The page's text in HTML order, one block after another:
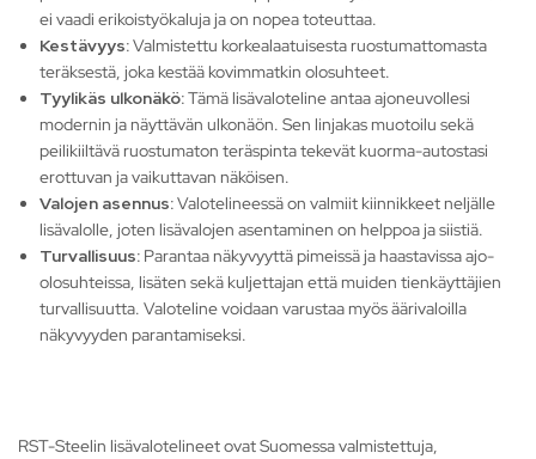
ei vaadi erikoistyökaluja ja on nopea toteuttaa.
Kestävyys:Valmistettu korkealaatuisesta ruostumattomasta
teräksestä, joka kestää kovimmatkin olosuhteet.
Tyylikäs ulkonäkö:Tämä lisävaloteline antaa ajoneuvollesi
modernin ja näyttävän ulkonäön. Sen linjakas muotoilu sekä
peilikiiltävä ruostumaton teräspinta tekevät kuorma-autostasi
erottuvan ja vaikuttavan näköisen.
Valojen asennus:Valotelineessä on valmiit kiinnikkeet neljälle
lisävalolle, joten lisävalojen asentaminen on helppoa ja siistiä.
Turvallisuus: Parantaa näkyvyyttä pimeissä ja haastavissa ajo-
olosuhteissa, lisäten sekä kuljettajan että muiden tienkäyttäjien
turvallisuutta. Valoteline voidaan varustaa myös äärivaloilla
näkyvyyden parantamiseksi.
RST-Steelin lisävalotelineet ovat Suomessa valmistettuja,